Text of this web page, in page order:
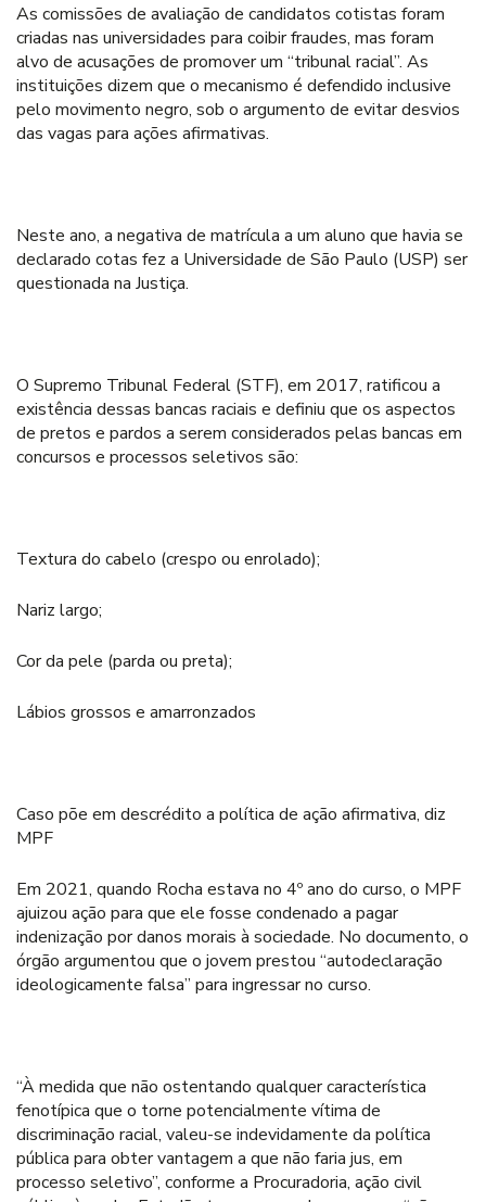
As comissões de avaliação de candidatos cotistas foram
criadas nas universidades para coibir fraudes, mas foram
alvo de acusações de promover um “tribunal racial”. As
instituições dizem que o mecanismo é defendido inclusive
pelo movimento negro, sob o argumento de evitar desvios
das vagas para ações afirmativas.
Neste ano, a negativa de matrícula a um aluno que havia se
declarado cotas fez a Universidade de São Paulo (USP) ser
questionada na Justiça.
O Supremo Tribunal Federal (STF), em 2017, ratificou a
existência dessas bancas raciais e definiu que os aspectos
de pretos e pardos a serem considerados pelas bancas em
concursos e processos seletivos são:
Textura do cabelo (crespo ou enrolado);
Nariz largo;
Cor da pele (parda ou preta);
Lábios grossos e amarronzados
Caso põe em descrédito a política de ação afirmativa, diz
MPF
Em 2021, quando Rocha estava no 4º ano do curso, o MPF
ajuizou ação para que ele fosse condenado a pagar
indenização por danos morais à sociedade. No documento, o
órgão argumentou que o jovem prestou “autodeclaração
ideologicamente falsa” para ingressar no curso.
“À medida que não ostentando qualquer característica
fenotípica que o torne potencialmente vítima de
discriminação racial, valeu-se indevidamente da política
pública para obter vantagem a que não faria jus, em
processo seletivo”, conforme a Procuradoria, ação civil